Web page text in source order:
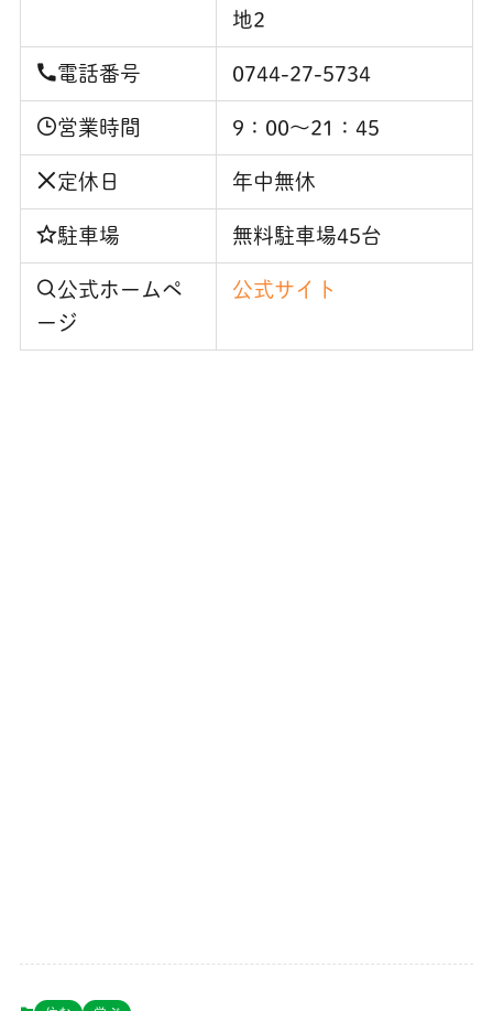
地2
電話番号 0744-27-5734
営業時間 9：00～21：45
定休日 年中無休
駐車場 無料駐車場45台
公式ホームペ
ージ
公式サイト